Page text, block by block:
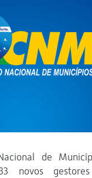
de
novos